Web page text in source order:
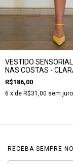
VESTIDO
NAS COSTAS -
R$186,00
6 x de R$31,00 sem
RECEBA SEMPRE